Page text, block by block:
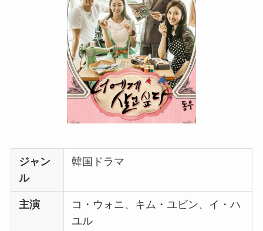
ジャン
ル
韓国ドラマ
主演
コ・ウォニ、キム・ユビン、イ・ハ
ユル